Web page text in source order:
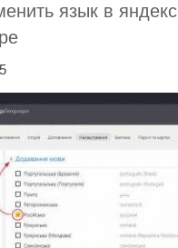
язык в яндекс